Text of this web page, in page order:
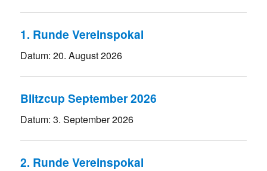
1. Runde Vereinspokal
Datum:20. August 2026
Blitzcup September 2026
Datum:3. September 2026
2. Runde Vereinspokal